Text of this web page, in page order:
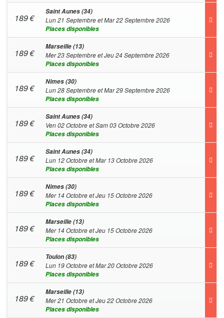
189€
Saint Aunes (34)
Lun 21 Septembre et Mar 22 Septembre 2026
Places disponibles
189€
Marseille (13)
Mer 23 Septembre et Jeu 24 Septembre 2026
Places disponibles
189€
Nimes (30)
Lun 28 Septembre et Mar 29 Septembre 2026
Places disponibles
189€
Saint Aunes (34)
Ven 02 Octobre et Sam 03 Octobre 2026
Places disponibles
189€
Saint Aunes (34)
Lun 12 Octobre et Mar 13 Octobre 2026
Places disponibles
189€
Nimes (30)
Mer 14 Octobre et Jeu 15 Octobre 2026
Places disponibles
189€
Marseille (13)
Mer 14 Octobre et Jeu 15 Octobre 2026
Places disponibles
189€
Toulon (83)
Lun 19 Octobre et Mar 20 Octobre 2026
Places disponibles
189€
Marseille (13)
Mer 21 Octobre et Jeu 22 Octobre 2026
Places disponibles